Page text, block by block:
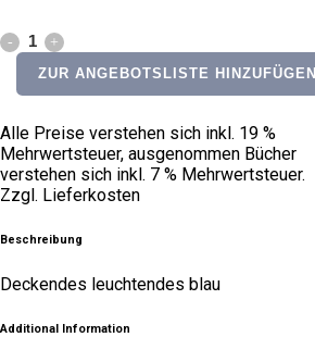
blau
opaqueZUR ANGEBOTSLISTE HINZUFÜGEN
Alle Preise verstehen sich inkl. 19 %
Mehrwertsteuer, ausgenommen Bücher
verstehen sich inkl. 7 % Mehrwertsteuer.
Zzgl. Lieferkosten
Beschreibung
Deckendes leuchtendes blau
Additional Information